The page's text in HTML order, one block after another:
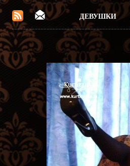
ДЕВУШКИ